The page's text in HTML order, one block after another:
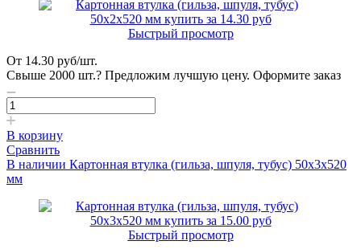
Быстрый просмотр
От 14.30 руб/шт.
Свыше 2000 шт.? Предложим лучшую цену. Оформите заказ
В корзину
Сравнить
В наличии Картонная втулка (гильза, шпуля, тубус) 50х3х520
мм
Быстрый просмотр